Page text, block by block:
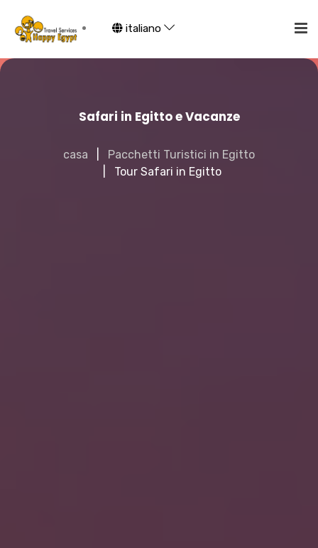
italiano
Safari in Egitto e Vacanze
casa
Pacchetti Turistici in Egitto
Tour Safari in Egitto